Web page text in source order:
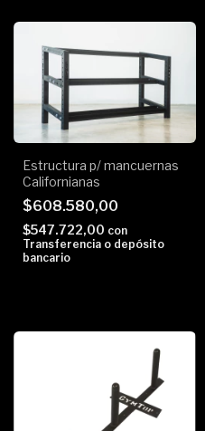
Estructura p/ mancuernas
Californianas
$608.580,00
$547.722,00 con
Transferencia o depósito
bancario